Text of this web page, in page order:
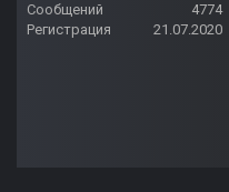
Сообщений
4774
Регистрация
21.07.2020